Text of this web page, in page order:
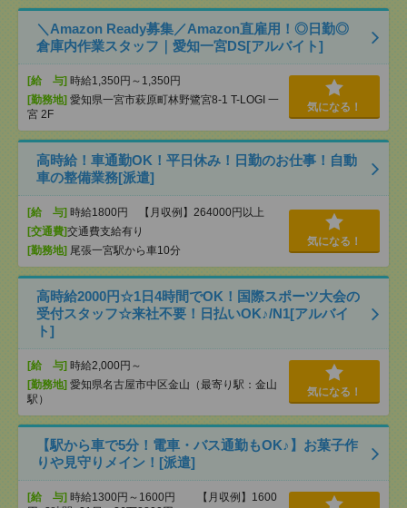
＼Amazon Ready募集／Amazon直雇用！◎日勤◎
倉庫内作業スタッフ｜愛知一宮DS[アルバイト]
[給 与] 時給1,350円～1,350円
[勤務地] 愛知県一宮市萩原町林野鷺宮8-1 T-LOGI 一
宮 2F
気になる！
高時給！車通勤OK！平日休み！日勤のお仕事！自動
車の整備業務[派遣]
[給 与] 時給1800円 【月収例】264000円以上
[交通費]交通費支給有り
[勤務地] 尾張一宮駅から車10分
気になる！
高時給2000円☆1日4時間でOK！国際スポーツ大会の
受付スタッフ☆来社不要！日払いOK♪/N1[アルバイ
ト]
[給 与] 時給2,000円～
[勤務地] 愛知県名古屋市中区金山（最寄り駅：金山
駅）
気になる！
【駅から車で5分！電車・バス通勤もOK♪】お菓子作
りや見守りメイン！[派遣]
[給 与] 時給1300円～1600円 【月収例】1600